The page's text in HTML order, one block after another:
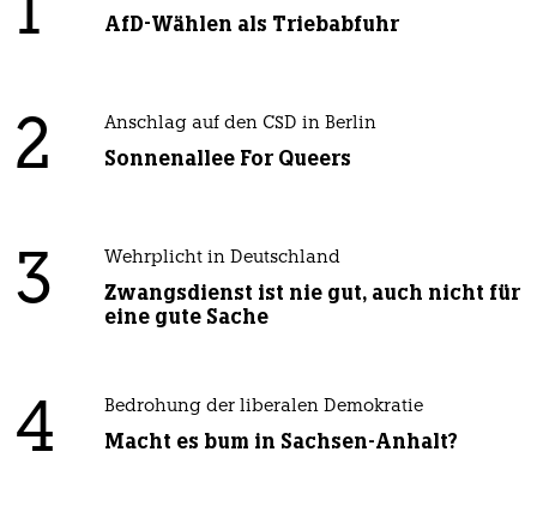
1 AfD-Wählen als Triebabfuhr
2 Anschlag auf den CSD in Berlin
Sonnenallee For Queers
3 Wehrplicht in Deutschland
Zwangsdienst ist nie gut, auch nicht für
eine gute Sache
4 Bedrohung der liberalen Demokratie
Macht es bum in Sachsen-Anhalt?